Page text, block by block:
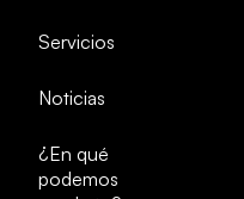
Servicios
Noticias
¿En qué
podemos